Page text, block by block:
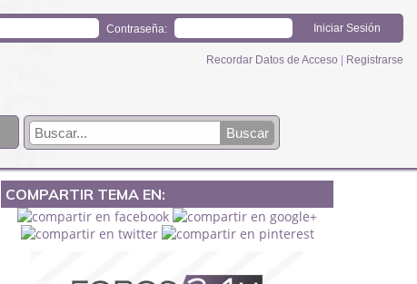
Contraseña:
Recordar Datos de Acceso Registrarse
COMPARTIR TEMA EN: